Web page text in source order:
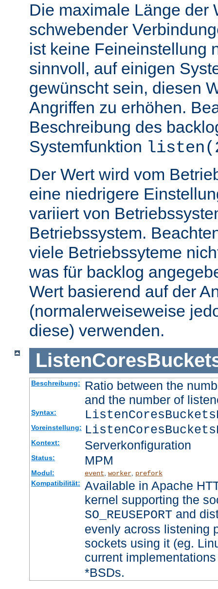
Die maximale Länge der
schwebender
ist keine Feineinstellung
sinnvoll, auf einigen
gewünscht sein, diesen
Angriffen zu erhöhen.
Beschreibung des
Systemfunktion
Der Wert wird vom
eine niedrigere
variiert von
Betriebssystem.
viele Betriebssyteme
was für backlog
Wert basierend auf der
(normalerweiseweise
diese) verwenden.
Beschreibung:
Ratio between the
and the number of
Syntax:
Voreinstellung:
Kontext: Serverkonfiguration
Status: MPM
Modul: event worker, prefork
Kompatibilität:
Available in Apache
kernel supporting the
SO_REUSEPORT and
evenly across listening
sockets using it (eg.
current
*BSDs.